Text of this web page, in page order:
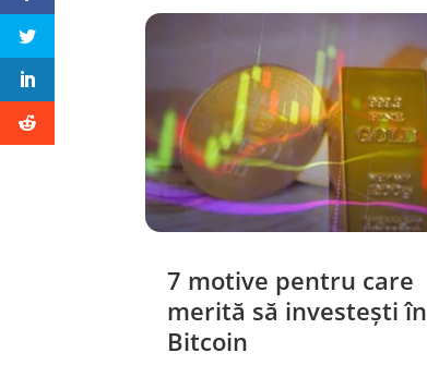
7 motive pentru care
merită să investești în
Bitcoin